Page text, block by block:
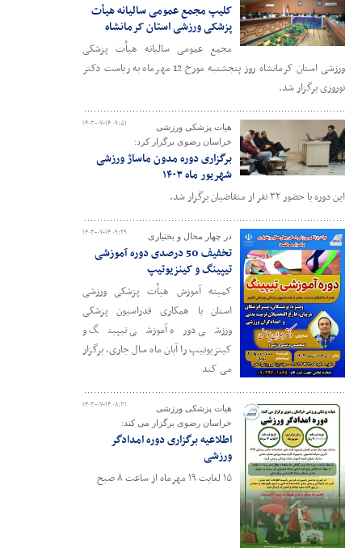
کلیپ مجمع عمومی سالیانه هیأت
پزشکی ورزشی استان کرمانشاه
مجمع عمومی سالیانه هیأت پزشکی
ورزشی استان کرمانشاه روز پنجشنبه مورخ 12 مهرماه به ریاست دکتر
نوروزی برگزار شد.
۱۴۰۳-۰۷-۱۴ ۰۹:۵۱
هیات پزشکی ورزشی
خراسان رضوی برگزار کرد:
برگزاری دوره مدون ماساژ ورزشی
شهریور ماه ۱۴۰۳
این دوره با حضور ٣٢ نفر از متقاضیان برگزار شد.
۱۴۰۳-۰۷-۱۴ ۰۹:۲۹ در چهار محال و بختیاری
تخفیف 50 درصدی دوره آموزشی
تیپینگ و کینزیوتیپ
کمیته آموزش هیأت پزشکی ورزشی
استان با همکاری فدراسیون پزشکی
ورزشی دوره آموزشی تیپینگ و
کینزیوتیپ را آبان ماه سال جاری، برگزار
می کند
۱۴۰۳-۰۷-۱۴ ۰۸:۳۱
هیات پزشکی ورزشی
خراسان رضوی برگزار می کند:
اطلاعیه برگزاری دوره امدادگر
ورزشی
۱۵ لغایت ۱۹ مهرماه از ساعت ۸ صبح